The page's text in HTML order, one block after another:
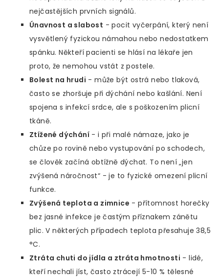
nejčastějších prvních signálů.
Únavnost a slabost - pocit vyčerpání, který není
vysvětlený fyzickou námahou nebo nedostatkem
spánku. Někteří pacienti se hlásí na lékaře jen
proto, že nemohou vstát z postele.
Bolest na hrudi - může být ostrá nebo tlaková,
často se zhoršuje při dýchání nebo kašlání. Není
spojena s infekcí srdce, ale s poškozením plicní
tkáně.
Ztížené dýchání - i při malé námaze, jako je
chůze po rovině nebo vystupování po schodech,
se člověk začíná obtížně dýchat. To není „jen
zvýšená náročnost“ - je to fyzické omezení plicní
funkce.
Zvýšená teplota a zimnice - přítomnost horečky
bez jasné infekce je častým příznakem zánětu
plic. V některých případech teplota přesahuje 38,5
°C.
Ztráta chuti do jídla a ztráta hmotnosti - lidé,
kteří nechali jíst, často ztrácejí 5-10 % tělesné